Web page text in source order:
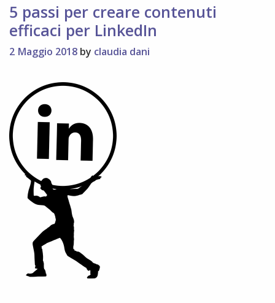
5 passi per creare contenuti
efficaci per LinkedIn
2 Maggio 2018 by claudia dani